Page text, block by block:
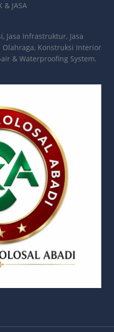
& JASA
Jasa Infrastruktur, Jasa
Olahraga, Konstruksi Interior
& Waterproofing System.